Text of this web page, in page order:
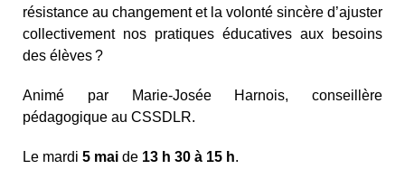
résistance au changement et la volonté sincère d’ajuster
collectivement nos pratiques éducatives aux besoins
des élèves ?
Animé par Marie-Josée Harnois, conseillère
pédagogique au CSSDLR.
Le mardi 5 mai de 13 h 30 à 15 h.